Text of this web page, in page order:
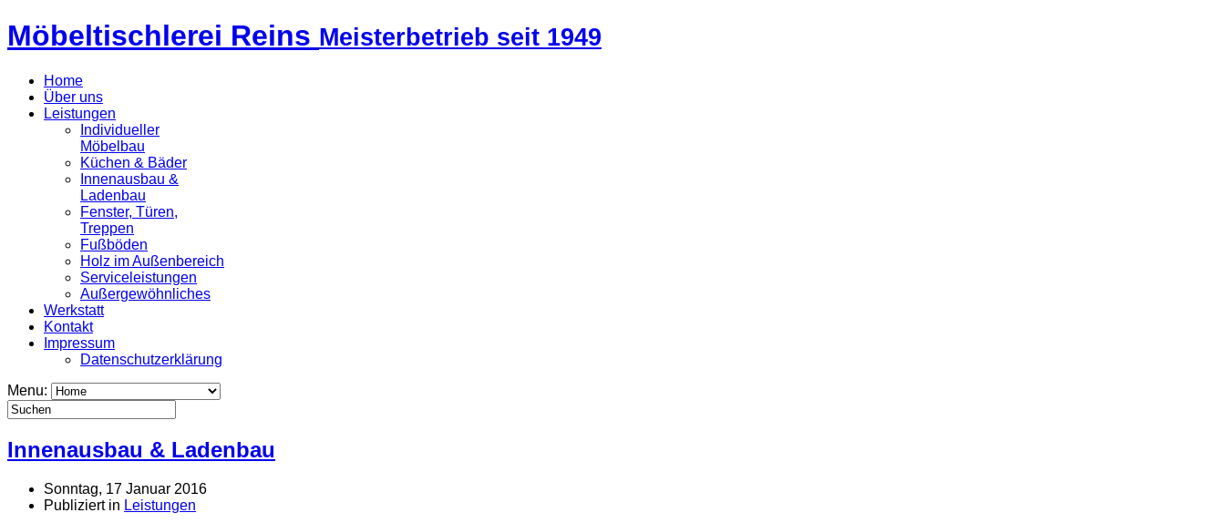
Möbeltischlerei Reins Meisterbetrieb seit 1949
Home
Über uns
Leistungen
Individueller
Möbelbau
Küchen & Bäder
Innenausbau &
Ladenbau
Fenster, Türen,
Treppen
Fußböden
Holz im Außenbereich
Serviceleistungen
Außergewöhnliches
Werkstatt
Kontakt
Impressum
Datenschutzerklärung
Menu:
Innenausbau & Ladenbau
Sonntag, 17 Januar 2016
Publiziert in Leistungen